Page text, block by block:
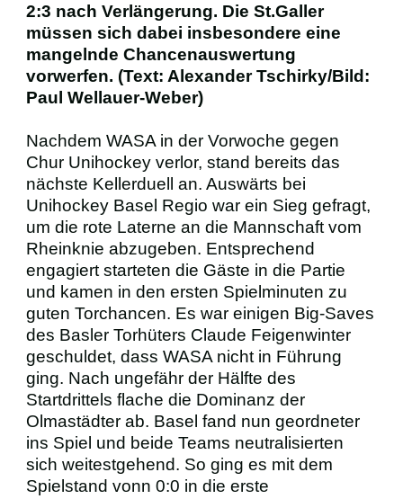
MÄNNER
FANS
BUSINESS
VEREIN
SCHIRIS
2:3 nach Verlängerung. Die St.Galler
müssen sich dabei insbesondere eine
mangelnde Chancenauswertung
vorwerfen. (Text: Alexander Tschirky/Bild:
Paul Wellauer-Weber)
Nachdem WASA in der Vorwoche gegen
Chur Unihockey verlor, stand bereits das
nächste Kellerduell an. Auswärts bei
Unihockey Basel Regio war ein Sieg gefragt,
um die rote Laterne an die Mannschaft vom
Rheinknie abzugeben. Entsprechend
engagiert starteten die Gäste in die Partie
und kamen in den ersten Spielminuten zu
guten Torchancen. Es war einigen Big-Saves
des Basler Torhüters Claude Feigenwinter
geschuldet, dass WASA nicht in Führung
ging. Nach ungefähr der Hälfte des
Startdrittels flache die Dominanz der
Olmastädter ab. Basel fand nun geordneter
ins Spiel und beide Teams neutralisierten
sich weitestgehend. So ging es mit dem
Spielstand vonn 0:0 in die erste